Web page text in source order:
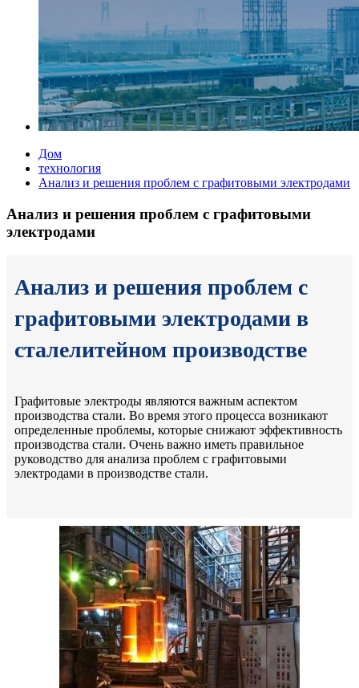
Дом
технология
Анализ и решения проблем с графитовыми электродами
Анализ и решения проблем с графитовыми
электродами
Анализ и решения проблем с
графитовыми электродами в
сталелитейном производстве
Графитовые электроды являются важным аспектом
производства стали. Во время этого процесса возникают
определенные проблемы, которые снижают эффективность
производства стали. Очень важно иметь правильное
руководство для анализа проблем с графитовыми
электродами в производстве стали.